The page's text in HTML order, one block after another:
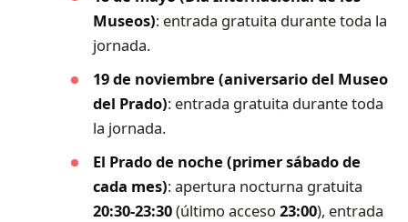
Museos): entrada gratuita durante toda la
jornada.
19 de noviembre (aniversario del Museo
del Prado): entrada gratuita durante toda
la jornada.
El Prado de noche (primer sábado de
cada mes): apertura nocturna gratuita
20:30-23:30(último acceso 23:00), entrada